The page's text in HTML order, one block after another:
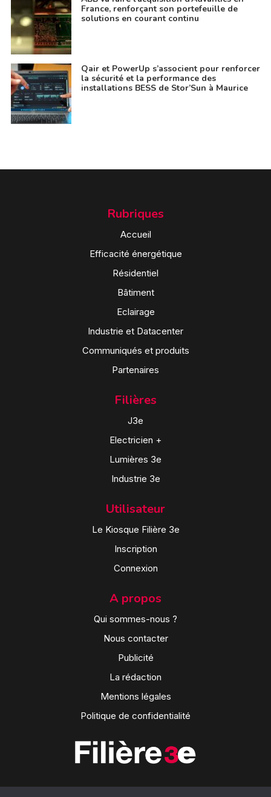
France, renforçant son portefeuille de
solutions en courant continu
Qair et PowerUp s’associent pour renforcer
la sécurité et la performance des
installations BESS de Stor’Sun à Maurice
Rubriques
Accueil
Efficacité énergétique
Résidentiel
Bâtiment
Eclairage
Industrie et Datacenter
Communiqués et produits
Partenaires
Filières
J3e
Electricien +
Lumières 3e
Industrie 3e
Utilisateur
Le Kiosque Filière 3e
Inscription
Connexion
A propos
Qui sommes-nous ?
Nous contacter
Publicité
La rédaction
Mentions légales
Politique de confidentialité